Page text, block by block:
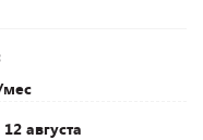
12 августа